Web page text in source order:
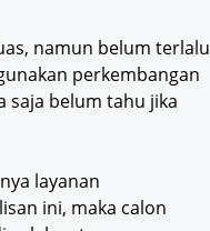
namun belum terlalu
perkembangan
saja belum tahu jika
layanan
ini, maka calon